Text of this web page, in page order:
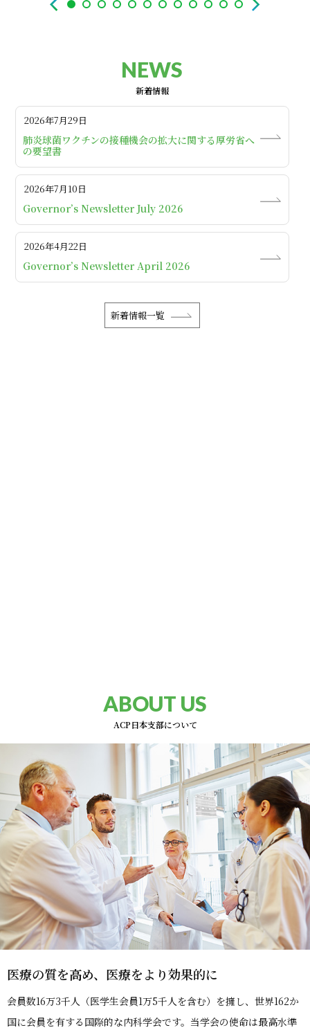
NEWS
新着情報
2026年7月29日
肺炎球菌ワクチンの接種機会の拡大に関する厚労省へ
の要望書
2026年7月10日
Governor’s Newsletter July 2026
2026年4月22日
Governor’s Newsletter April 2026
新着情報一覧
ABOUT US
ACP日本支部について
医療の質を高め、医療をより効果的に
会員数16万3千人（医学生会員1万5千人を含む）を擁し、世界162か
国に会員を有する国際的な内科学会です。当学会の使命は最高水準